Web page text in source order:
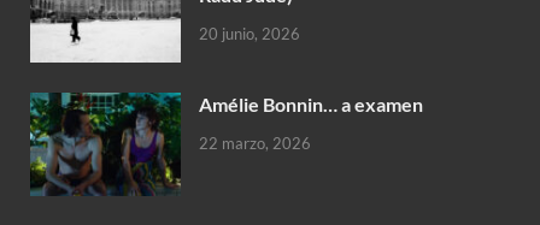
20 junio, 2026
Amélie Bonnin… a examen
22 marzo, 2026